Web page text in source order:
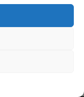
acestora